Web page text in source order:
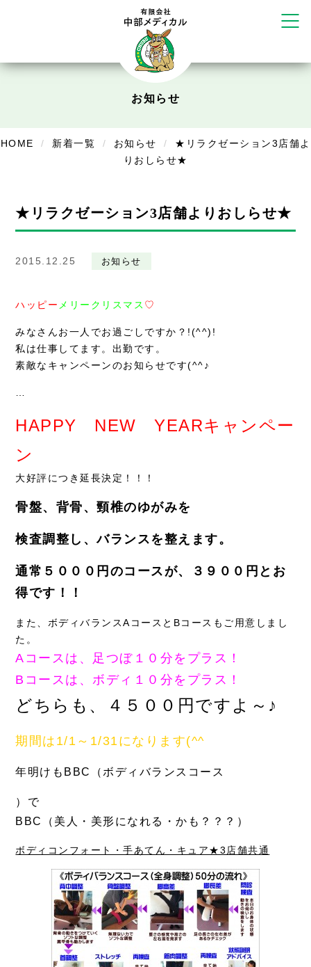
塚店
デイサービスあやめ
美容
美容鍼・コルギ
採用情報
お知らせ
HOME 新着一覧 お知らせ
★リラクゼーション3店舗よ
りおしらせ★
★リラクゼーション3店舗よりおしらせ★
2015.12.25 お知らせ
ハッピー メリークリスマス ♡
みなさんお一人でお過ごしですか？!(^^)!
私は仕事してます。出勤です。
素敵なキャンペーンのお知らせです(^^♪
HAPPY NEW YEARキャンペー
ン
大好評につき延長決定！！！
骨盤、背骨、頸椎のゆがみを
検査調整し、バランスを整えます。
通常５０００円のコースが、３９００円とお
得です！！
また、ボディバランスAコースとBコースもご用意しまし
た。
Aコースは、足つぼ１０分をプラス！
Bコースは、ボディ１０分をプラス！
どちらも、４５００円ですよ～♪
期間は1/1～1/31になります(^^ゞ
年明けもBBC（ボディバランスコース
）で
BBC（美人・美形になれる・かも？？？）
ボディコンフォート・手あてん・キュア★3店舗共通